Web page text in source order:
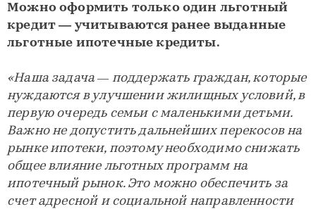
Можно оформить только один льготный
кредит — учитываются ранее выданные
льготные ипотечные кредиты.
«Наша задача — поддержать граждан, которые
нуждаются в улучшении жилищных условий, в
первую очередь семьи с маленькими детьми.
Важно не допустить дальнейших перекосов на
рынке ипотеки, поэтому необходимо снижать
общее влияние льготных программ на
ипотечный рынок. Это можно обеспечить за
счет адресной и социальной направленности